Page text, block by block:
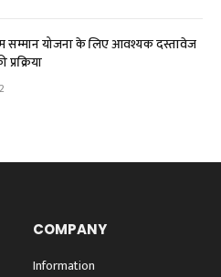
सम्मान योजना के लिए आवश्यक दस्तावेज
COMPANY
Information